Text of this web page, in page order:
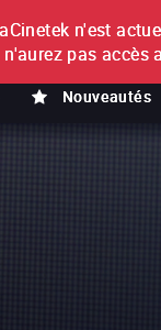
Nouveautés
n'est
pas accès